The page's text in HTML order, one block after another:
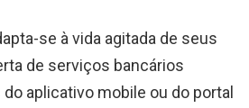
se à vida agitada de seus
de serviços bancários
aplicativo mobile ou do portal